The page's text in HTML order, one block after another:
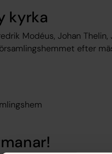
kyrka
Modéus, Johan
efter